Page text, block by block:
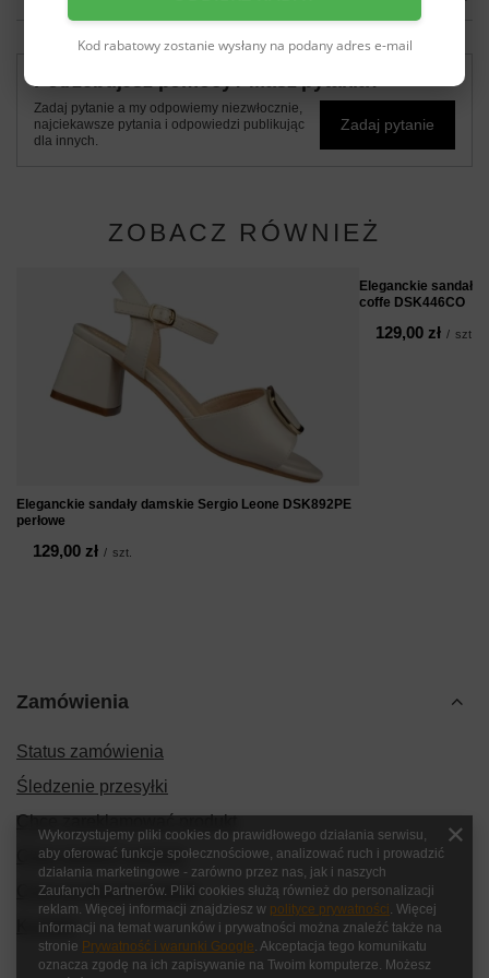
Zadaj pytanie a my odpowiemy niezwłocznie,
najciekawsze pytania i odpowiedzi publikując
dla innych.
Zadaj pytanie
ZOBACZ RÓWNIEŻ
Eleganckie sandały damskie Sergio Leone DSK892PE
perłowe
129,00 zł / szt.
Eleganckie sandały
coffe DSK446CO
129,00 zł / szt.
Zamówienia
Status zamówienia
Śledzenie przesyłki
Chcę zareklamować produkt
Chcę zwrócić produkt
Chcę wymienić produkt
Kontakt
Kod rabatowy zostanie wysłany na podany adres e-mail
Wykorzystujemy pliki cookies do prawidłowego działania serwisu,
aby oferować funkcje społecznościowe, analizować ruch i prowadzić
działania marketingowe - zarówno przez nas, jak i naszych
Zaufanych Partnerów. Pliki cookies służą również do personalizacji
reklam. Więcej informacji znajdziesz w polityce prywatności. Więcej
informacji na temat warunków i prywatności można znaleźć także na
stronie Prywatność i warunki Google. Akceptacja tego komunikatu
oznacza zgodę na ich zapisywanie na Twoim komputerze. Możesz